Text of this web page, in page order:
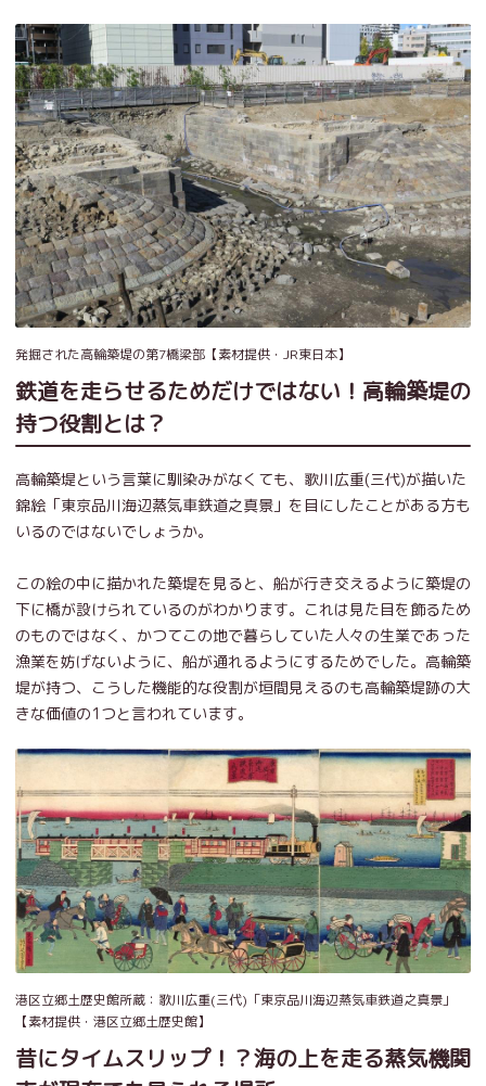
発掘された高輪築堤の第7橋梁部【素材提供・JR東日本】
鉄道を走らせるためだけではない！高輪築堤の
持つ役割とは？
高輪築堤という言葉に馴染みがなくても、歌川広重(三代)が描いた
錦絵「東京品川海辺蒸気車鉄道之真景」を目にしたことがある方も
いるのではないでしょうか。
この絵の中に描かれた築堤を見ると、船が行き交えるように築堤の
下に橋が設けられているのがわかります。これは見た目を飾るため
のものではなく、かつてこの地で暮らしていた人々の生業であった
漁業を妨げないように、船が通れるようにするためでした。高輪築
堤が持つ、こうした機能的な役割が垣間見えるのも高輪築堤跡の大
きな価値の1つと言われています。
港区立郷土歴史館所蔵：歌川広重(三代)「東京品川海辺蒸気車鉄道之真景」
【素材提供・港区立郷土歴史館】
昔にタイムスリップ！？海の上を走る蒸気機関